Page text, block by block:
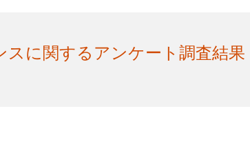
スに関するアンケート調査結果